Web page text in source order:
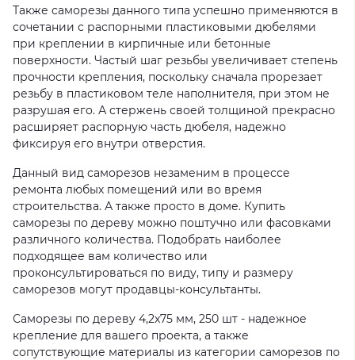
Также саморезы данного типа успешно применяются в
сочетании с распорными пластиковыми дюбелями
при креплении в кирпичные или бетонные
поверхности. Частый шаг резьбы увеличивает степень
прочности крепления, поскольку сначала прорезает
резьбу в пластиковом теле наполнителя, при этом не
разрушая его. А стержень своей толщиной прекрасно
расширяет распорную часть дюбеля, надежно
фиксируя его внутри отверстия.
Данный вид саморезов незаменим в процессе
ремонта любых помещений или во время
строительства. А также просто в доме. Купить
саморезы по дереву можно поштучно или фасовками
различного количества. Подобрать наиболее
подходящее вам количество или
проконсультироваться по виду, типу и размеру
саморезов могут продавцы-консультанты.
Саморезы по дереву 4,2x75 мм, 250 шт - надежное
крепление для вашего проекта, а также
сопутствующие материалы из категории саморезов по